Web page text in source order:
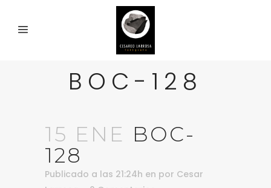
BOC-128
15 ENE BOC-
128
Publicado a las 21:24h en por Cesar